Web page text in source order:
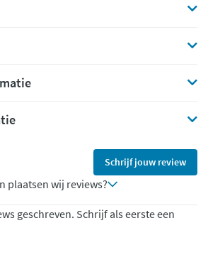
Schrijf jouw review
plaatsen wij reviews?
geschreven. Schrijf als eerste een